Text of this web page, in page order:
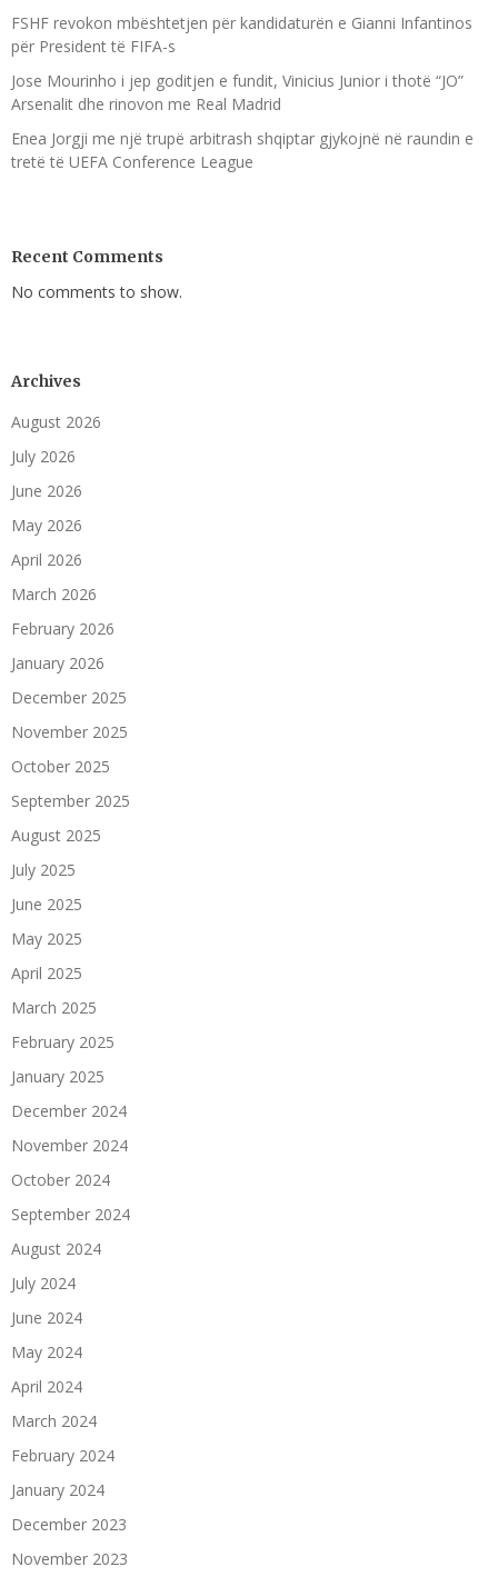
FSHF revokon mbështetjen për kandidaturën e Gianni Infantinos
për President të FIFA-s
Jose Mourinho i jep goditjen e fundit, Vinicius Junior i thotë “JO”
Arsenalit dhe rinovon me Real Madrid
Enea Jorgji me një trupë arbitrash shqiptar gjykojnë në raundin e
tretë të UEFA Conference League
Recent Comments
No comments to show.
Archives
August 2026
July 2026
June 2026
May 2026
April 2026
March 2026
February 2026
January 2026
December 2025
November 2025
October 2025
September 2025
August 2025
July 2025
June 2025
May 2025
April 2025
March 2025
February 2025
January 2025
December 2024
November 2024
October 2024
September 2024
August 2024
July 2024
June 2024
May 2024
April 2024
March 2024
February 2024
January 2024
December 2023
November 2023